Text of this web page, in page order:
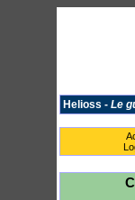
Helioss - Le